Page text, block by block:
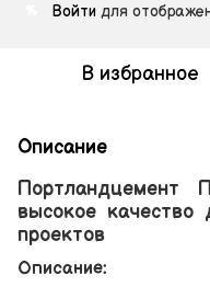
Войти для
В избранное
Описание
высокое качество
проектов
Описание: